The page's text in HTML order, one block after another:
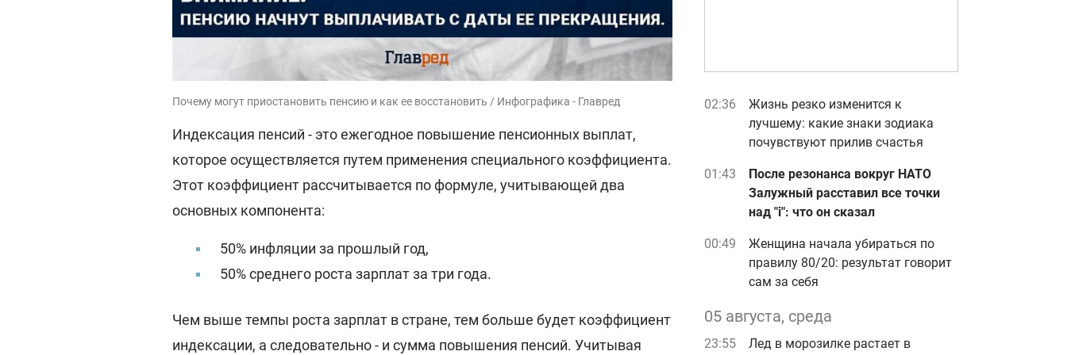
Почему могут приостановить пенсию и как ее восстановить / Инфографика - Главред
Индексация пенсий - это ежегодное повышение пенсионных выплат,
которое осуществляется путем применения специального коэффициента.
Этот коэффициент рассчитывается по формуле, учитывающей два
основных компонента:
50% инфляции за прошлый год,
50% среднего роста зарплат за три года.
Чем выше темпы роста зарплат в стране, тем больше будет коэффициент
индексации, а следовательно - и сумма повышения пенсий. Учитывая
02:36
Жизнь резко изменится к
лучшему: какие знаки зодиака
почувствуют прилив счастья
01:43
После резонанса вокруг НАТО
Залужный расставил все точки
над "i": что он сказал
00:49
Женщина начала убираться по
правилу 80/20: результат говорит
сам за себя
05 августа, среда
23:55 Лед в морозилке растает в